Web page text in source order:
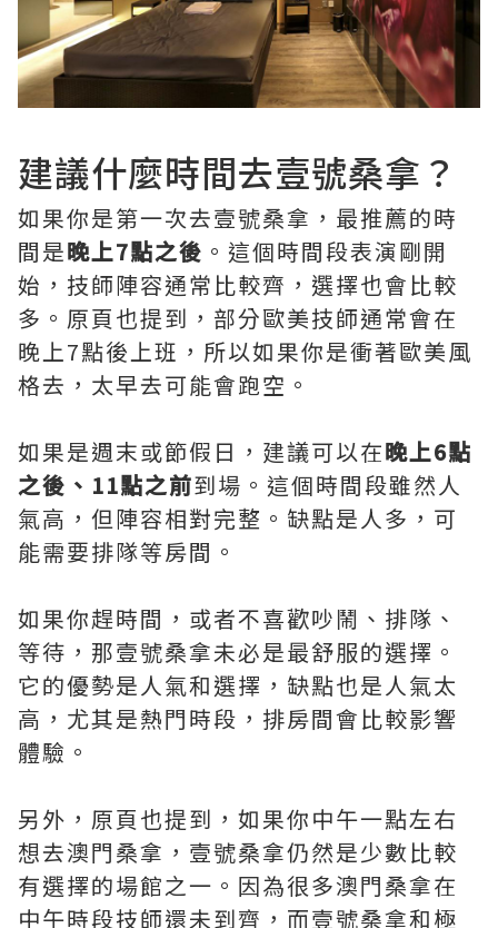
建議什麼時間去壹號桑拿？
如果你是第一次去壹號桑拿，最推薦的時
間是晚上7點之後 。這個時間段表演剛開
始，技師陣容通常比較齊，選擇也會比較
多。原頁也提到，部分歐美技師通常會在
晚上7點後上班，所以如果你是衝著歐美風
格去，太早去可能會跑空。
如果是週末或節假日，建議可以在晚上6點
之後、11點之前到場。這個時間段雖然人
氣高，但陣容相對完整。缺點是人多，可
能需要排隊等房間。
如果你趕時間，或者不喜歡吵鬧、排隊、
等待，那壹號桑拿未必是最舒服的選擇。
它的優勢是人氣和選擇，缺點也是人氣太
高，尤其是熱門時段，排房間會比較影響
體驗。
另外，原頁也提到，如果你中午一點左右
想去澳門桑拿，壹號桑拿仍然是少數比較
有選擇的場館之一。因為很多澳門桑拿在
中午時段技師還未到齊，而壹號桑拿和極